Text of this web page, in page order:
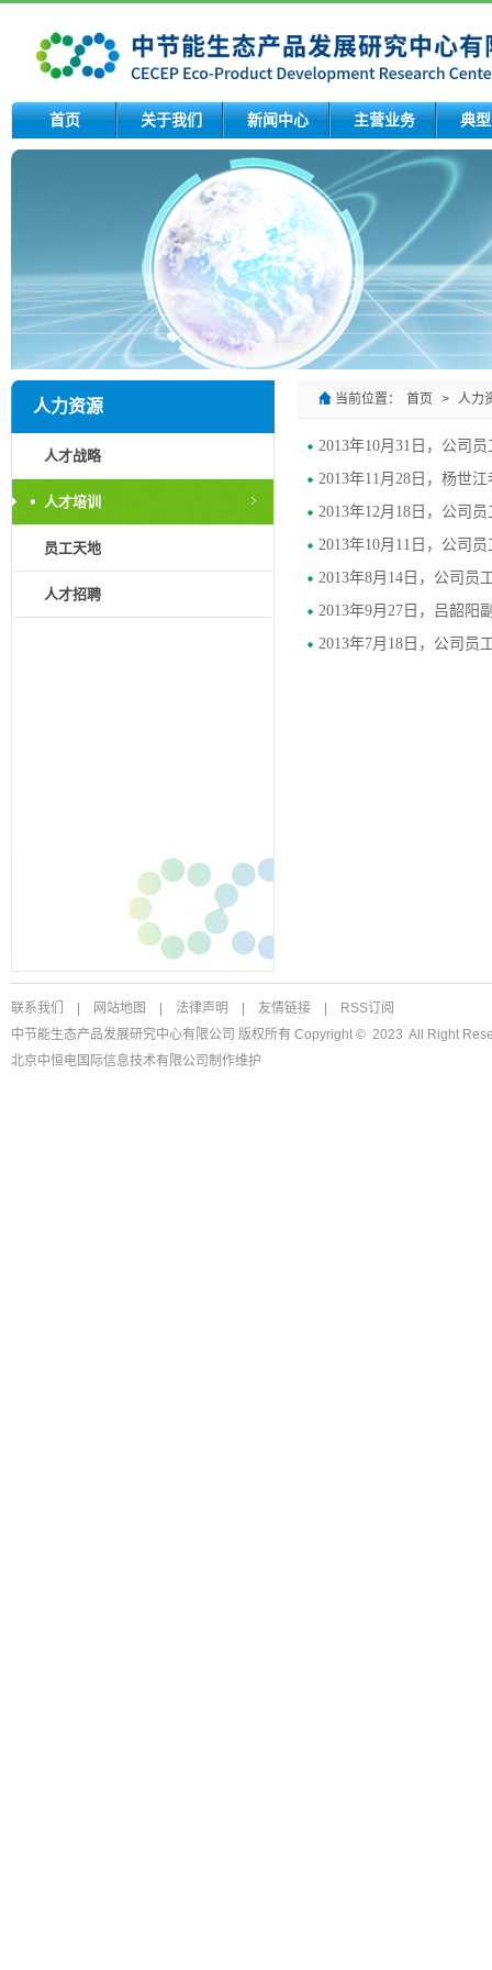
首页 关于我们 新闻中心 主营业务 典
人力资源
人才战略
人才培训
员工天地
人才招聘
当前位置： 首页 > 人力
2013年10月31日，公司
2013年11月28日，杨世
2013年12月18日，公司
2013年10月11日，公司
2013年8月14日，公司员
2013年9月27日，吕韶阳
2013年7月18日，公司员
联系我们 网站地图 法律声明 友情链接
RSS订阅
中节能生态产品发展研究中心有限公司 版权所有 Copyright © 2023 All Right
北京中恒电国际信息技术有限公司 制作维护